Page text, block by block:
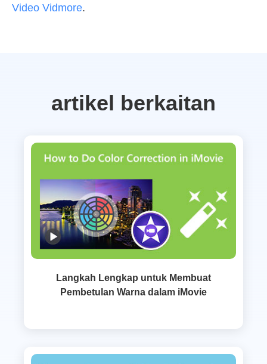
Video Vidmore.
artikel berkaitan
Langkah Lengkap untuk Membuat
Pembetulan Warna dalam iMovie